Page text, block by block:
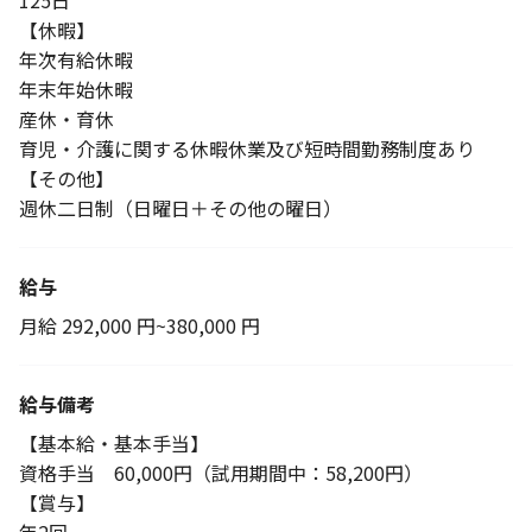
【休暇】
年次有給休暇
年末年始休暇
産休・育休
育児・介護に関する休暇休業及び短時間勤務制度あり
【その他】
週休二日制（日曜日＋その他の曜日）
給与
月給 292,000 円~380,000 円
給与備考
【基本給・基本手当】
資格手当 60,000円（試用期間中：58,200円）
【賞与】